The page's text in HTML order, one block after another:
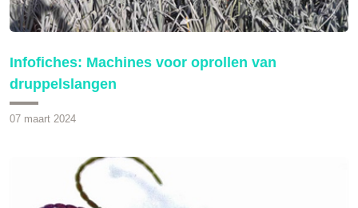
Infofiches: Machines voor oprollen van
druppelslangen
07 maart 2024